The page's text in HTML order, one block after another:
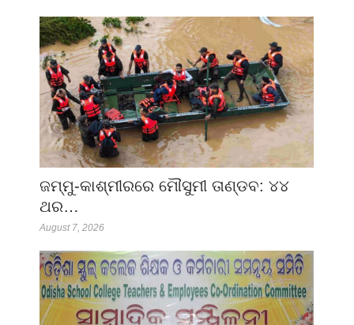
ଜମ୍ମୁ-କାଶ୍ମୀରରେ ମୌସୁମୀ ତାଣ୍ଡବ: ୪୪
ଥର…
August 7, 2026